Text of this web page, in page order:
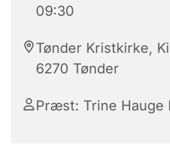
09:30
Tønder Kristkirke,
6270 Tønder
Præst: Trine Hauge